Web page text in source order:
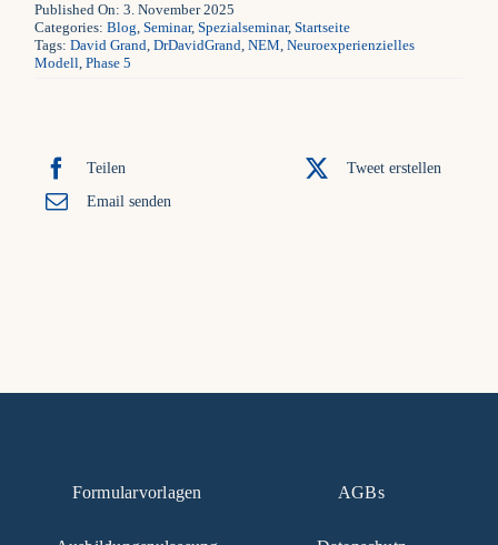
Published On: 3. November 2025
Categories:Blog,Seminar,Spezialseminar,Startseite
Tags:David Grand,DrDavidGrand,NEM,Neuroexperienzielles
Modell,Phase 5
Teilen
Tweet erstellen
Email senden
Formularvorlagen AGBs